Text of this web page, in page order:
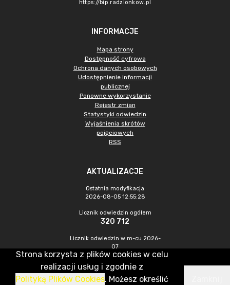
https://bip.radzionkow.pl
INFORMACJE
Mapa strony
Dostępność cyfrowa
Ochrona danych osobowych
Udostępnienie informacji
publicznej
Ponowne wykorzystanie
Rejestr zmian
Statystyki odwiedzin
Wyjaśnienia skrótów
pojęciowych
RSS
AKTUALIZACJE
Ostatnia modyfikacja
2026-08-05 12:55:28
Licznik odwiedzin ogółem
320 712
Licznik odwiedzin w m-cu 2026-
07
771
CMS & Hosting: Nefeni Sp. z o.o.
Strona korzysta z plików cookies w celu
realizacji usług i zgodnie z
Polityką Plików Cookies. Możesz określić